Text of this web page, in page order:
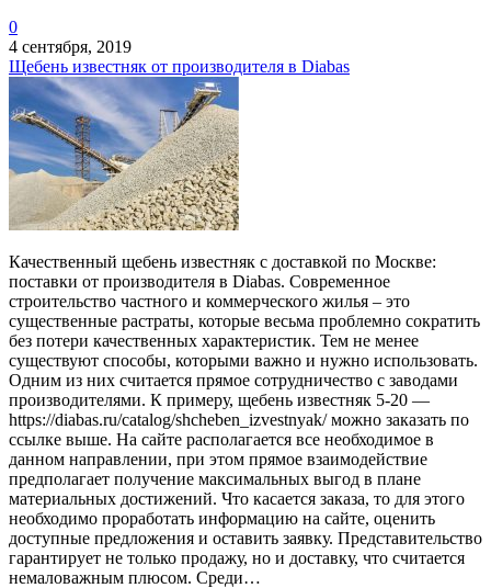
0
4 сентября, 2019
Щебень известняк от производителя в Diabas
Качественный щебень известняк с доставкой по Москве:
поставки от производителя в Diabas. Современное
строительство частного и коммерческого жилья – это
существенные растраты, которые весьма проблемно сократить
без потери качественных характеристик. Тем не менее
существуют способы, которыми важно и нужно использовать.
Одним из них считается прямое сотрудничество с заводами
производителями. К примеру, щебень известняк 5-20 —
https://diabas.ru/catalog/shcheben_izvestnyak/ можно заказать по
ссылке выше. На сайте располагается все необходимое в
данном направлении, при этом прямое взаимодействие
предполагает получение максимальных выгод в плане
материальных достижений. Что касается заказа, то для этого
необходимо проработать информацию на сайте, оценить
доступные предложения и оставить заявку. Представительство
гарантирует не только продажу, но и доставку, что считается
немаловажным плюсом. Среди…